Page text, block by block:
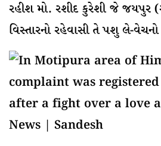
રહીશ મો. રશીદ કુરેશી જે જયપુર
વિસ્તારનો રહેવાસી તે પશુ લે-